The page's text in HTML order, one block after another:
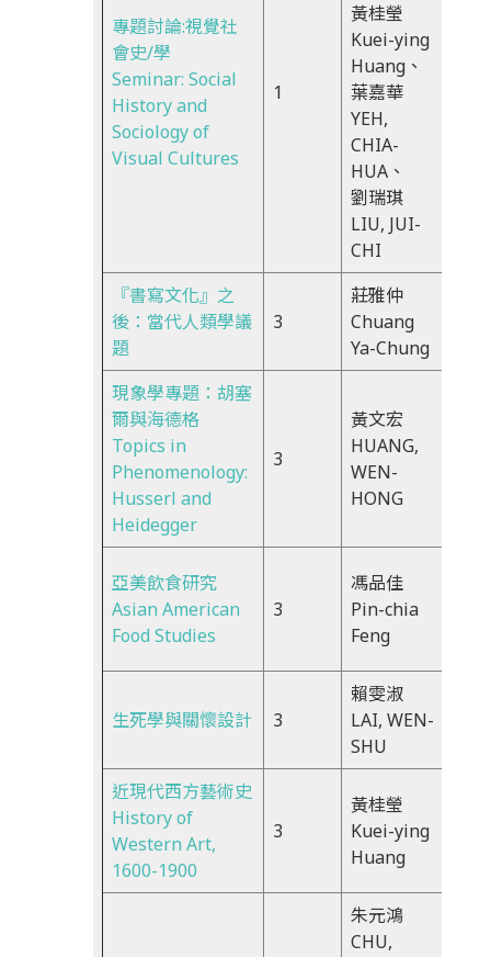
專題討論:視覺社
會史/學
Seminar: Social
History and
Sociology of
Visual Cultures
1
黃桂瑩
Kuei-ying
Huang、
葉嘉華
YEH,
CHIA-
HUA、
劉瑞琪
LIU, JUI-
CHI
『書寫文化』之
後：當代人類學議
題
3
莊雅仲
Chuang
Ya-Chung
現象學專題：胡塞
爾與海德格
Topics in
Phenomenology:
Husserl and
Heidegger
3
黃文宏
HUANG,
WEN-
HONG
亞美飲食研究
Asian American
Food Studies
3
馮品佳
Pin-chia
Feng
生死學與關懷設計 3
賴雯淑
LAI, WEN-
SHU
近現代西方藝術史
History of
Western Art,
1600-1900
3
黃桂瑩
Kuei-ying
Huang
朱元鴻
CHU,